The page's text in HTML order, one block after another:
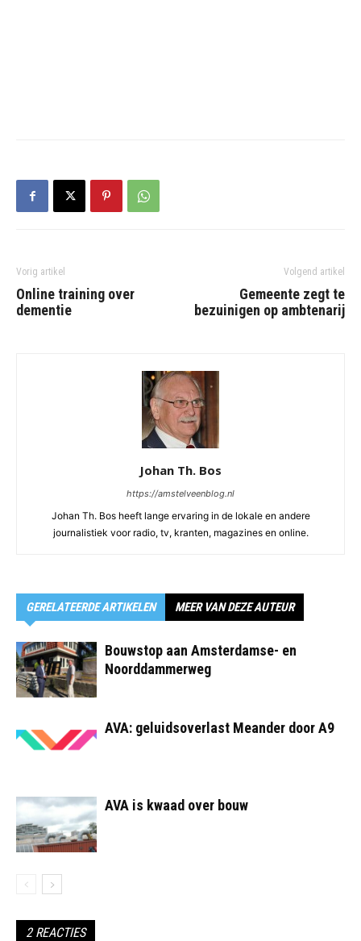
Vorig artikel
Online training over
dementie
Volgend artikel
Gemeente zegt te
bezuinigen op ambtenarij
Johan Th. Bos
https://amstelveenblog.nl
Johan Th. Bos heeft lange ervaring in de lokale en andere
journalistiek voor radio, tv, kranten, magazines en online.
GERELATEERDE ARTIKELEN MEER VAN DEZE AUTEUR
Bouwstop aan Amsterdamse- en
Noorddammerweg
AVA: geluidsoverlast Meander door A9
AVA is kwaad over bouw
2 REACTIES